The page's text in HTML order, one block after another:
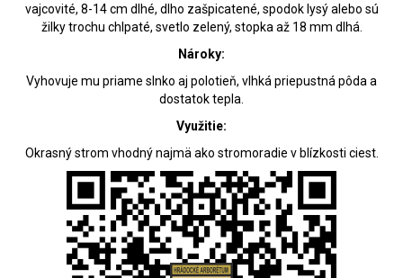
vajcovité, 8-14 cm dlhé, dlho zašpicatené, spodok lysý alebo sú
žilky trochu chlpaté, svetlo zelený, stopka až 18 mm dlhá.
Nároky:
Vyhovuje mu priame slnko aj polotieň, vlhká priepustná pôda a
dostatok tepla.
Využitie:
Okrasný strom vhodný najmä ako stromoradie v blízkosti ciest.